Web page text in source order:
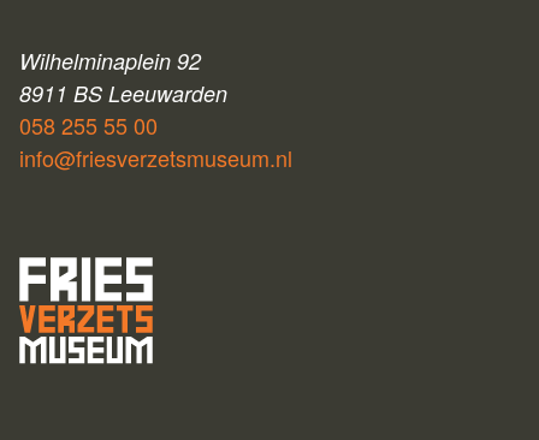
Wilhelminaplein 92
8911 BS Leeuwarden
058 255 55 00
info@friesverzetsmuseum.nl